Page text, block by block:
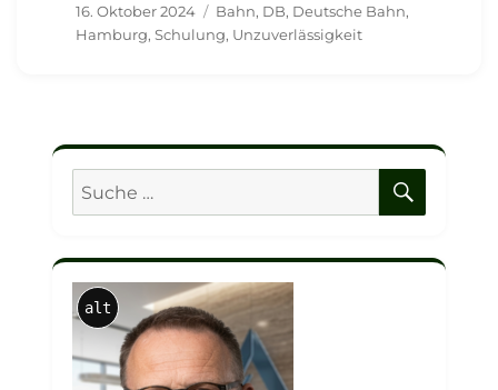
Veröffentlicht
am
16. Oktober 2024 Schlagwörter
Bahn, DB, Deutsche Bahn,
Hamburg,Schulung, Unzuverlässigkeit
Suche
nach:
alt